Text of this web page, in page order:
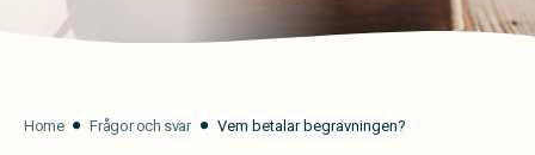
Home Frågor och svar Vem betalar begravningen?